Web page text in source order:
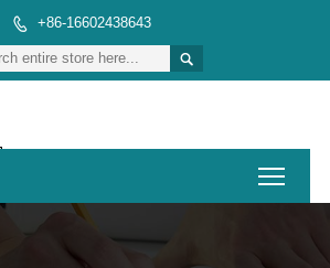
 +86-16602438643
